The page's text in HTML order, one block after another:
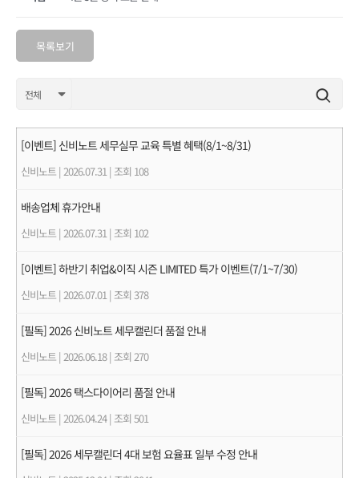
목록보기
[이벤트] 신비노트 세무실무 교육 특별 혜택(8/1~8/31)
신비노트 | 2026.07.31 | 조회 108
배송업체 휴가안내
신비노트 | 2026.07.31 | 조회 102
[이벤트] 하반기 취업&이직 시즌 LIMITED 특가 이벤트(7/1~7/30)
신비노트 | 2026.07.01 | 조회 378
[필독] 2026 신비노트 세무캘린더 품절 안내
신비노트 | 2026.06.18 | 조회 270
[필독] 2026 택스다이어리 품절 안내
신비노트 | 2026.04.24 | 조회 501
[필독] 2026 세무캘린더 4대 보험 요율표 일부 수정 안내